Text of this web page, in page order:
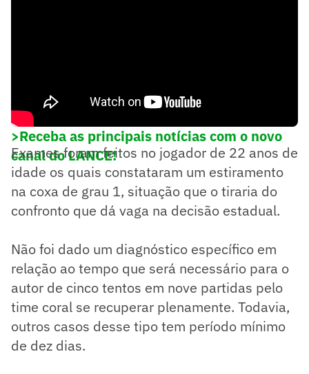
>Receba as principais notícias com o novo
canal do LANCE!
Exames foram feitos no jogador de 22 anos de
idade os quais constataram um estiramento
na coxa de grau 1, situação que o tiraria do
confronto que dá vaga na decisão estadual.
Não foi dado um diagnóstico específico em
relação ao tempo que será necessário para o
autor de cinco tentos em nove partidas pelo
time coral se recuperar plenamente. Todavia,
outros casos desse tipo tem período mínimo
de dez dias.